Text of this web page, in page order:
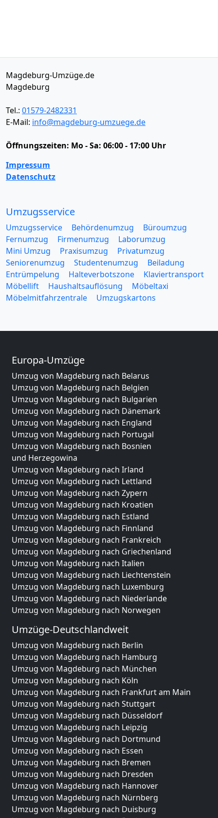
Magdeburg-Umzüge.de
Magdeburg
Tel.: 01579-2482331
E-Mail: info@magdeburg-umzuege.de
Öffnungszeiten: Mo - Sa: 06:00 - 17:00 Uhr
Impressum
Datenschutz
Umzugsservice
Umzugsservice Behördenumzug
Büroumzug
Fernumzug
Firmenumzug
Laborumzug
Mini Umzug
Praxisumzug
Privatumzug
Seniorenumzug
Studentenumzug
Beiladung
Entrümpelung
Halteverbotszone
Klaviertransport
Möbellift
Haushaltsauflösung
Möbeltaxi
Möbelmitfahrzentrale
Umzugskartons
Europa-Umzüge
Umzug von Magdeburg nach Belarus
Umzug von Magdeburg nach Belgien
Umzug von Magdeburg nach Bulgarien
Umzug von Magdeburg nach Dänemark
Umzug von Magdeburg nach England
Umzug von Magdeburg nach Portugal
Umzug von Magdeburg nach Bosnien
und Herzegowina
Umzug von Magdeburg nach Irland
Umzug von Magdeburg nach Lettland
Umzug von Magdeburg nach Zypern
Umzug von Magdeburg nach Kroatien
Umzug von Magdeburg nach Estland
Umzug von Magdeburg nach Finnland
Umzug von Magdeburg nach Frankreich
Umzug von Magdeburg nach Griechenland
Umzug von Magdeburg nach Italien
Umzug von Magdeburg nach Liechtenstein
Umzug von Magdeburg nach Luxemburg
Umzug von Magdeburg nach Niederlande
Umzug von Magdeburg nach Norwegen
Umzüge-Deutschlandweit
Umzug von Magdeburg nach Berlin
Umzug von Magdeburg nach Hamburg
Umzug von Magdeburg nach München
Umzug von Magdeburg nach Köln
Umzug von Magdeburg nach Frankfurt am Main
Umzug von Magdeburg nach Stuttgart
Umzug von Magdeburg nach Düsseldorf
Umzug von Magdeburg nach Leipzig
Umzug von Magdeburg nach Dortmund
Umzug von Magdeburg nach Essen
Umzug von Magdeburg nach Bremen
Umzug von Magdeburg nach Dresden
Umzug von Magdeburg nach Hannover
Umzug von Magdeburg nach Nürnberg
Umzug von Magdeburg nach Duisburg